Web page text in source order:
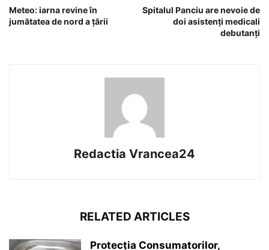
Meteo: iarna revine în
jumătatea de nord a țării
Spitalul Panciu are nevoie de
doi asistenți medicali
debutanți
Redactia Vrancea24
RELATED ARTICLES
Protecția Consumatorilor,